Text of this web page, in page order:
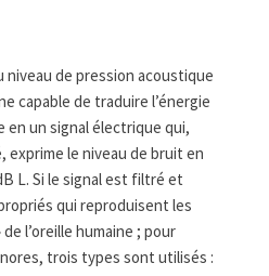
de pression acoustique
capable de traduire l’énergie
en un signal électrique qui,
exprime le niveau de bruit en
L. Si le signal est filtré et
qui reproduisent les
l’oreille humaine ; pour
trois types sont utilisés :